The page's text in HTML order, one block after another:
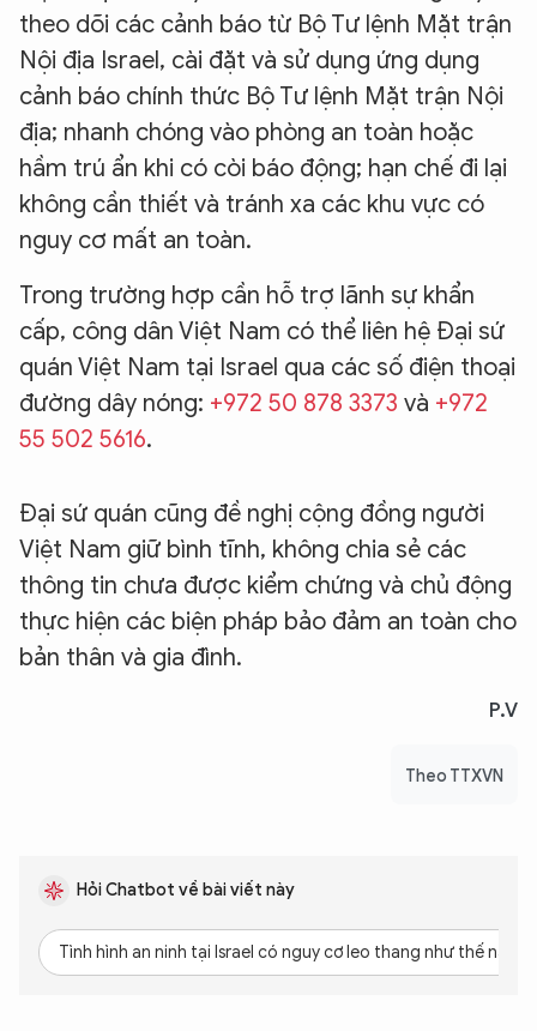
theo dõi các cảnh báo từ Bộ Tư lệnh Mặt trận
Nội địa Israel, cài đặt và sử dụng ứng dụng
cảnh báo chính thức Bộ Tư lệnh Mặt trận Nội
địa; nhanh chóng vào phòng an toàn hoặc
hầm trú ẩn khi có còi báo động; hạn chế đi lại
không cần thiết và tránh xa các khu vực có
nguy cơ mất an toàn.
Trong trường hợp cần hỗ trợ lãnh sự khẩn
cấp, công dân Việt Nam có thể liên hệ Đại sứ
quán Việt Nam tại Israel qua các số điện thoại
đường dây nóng: +972 50 878 3373 và +972
55 502 5616.
Đại sứ quán cũng đề nghị cộng đồng người
Việt Nam giữ bình tĩnh, không chia sẻ các
thông tin chưa được kiểm chứng và chủ động
thực hiện các biện pháp bảo đảm an toàn cho
bản thân và gia đình.
P.V
Theo TTXVN
Hỏi Chatbot về bài viết này
Tình hình an ninh tại Israel có nguy cơ leo thang như thế nào?